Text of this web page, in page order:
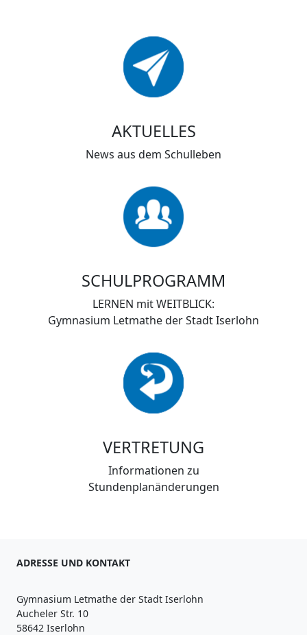
AKTUELLES
News aus dem Schulleben
SCHULPROGRAMM
LERNEN mit WEITBLICK:
Gymnasium Letmathe der Stadt Iserlohn
VERTRETUNG
Informationen zu
Stundenplanänderungen
ADRESSE UND KONTAKT
Gymnasium Letmathe der Stadt Iserlohn
Aucheler Str. 10
58642 Iserlohn